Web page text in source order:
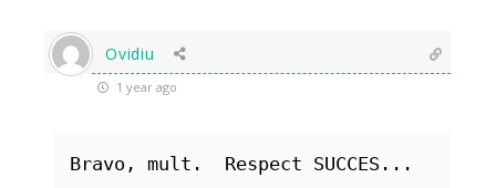
Ovidiu
1 year ago